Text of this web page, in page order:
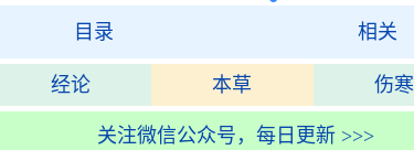
目录 相关
经论 本草 伤寒
关注微信公众号，每日更新 >>>